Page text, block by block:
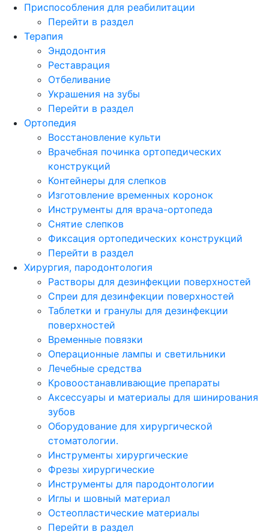
Приспособления для реабилитации
Перейти в раздел
Терапия
Эндодонтия
Реставрация
Отбеливание
Украшения на зубы
Перейти в раздел
Ортопедия
Восстановление культи
Врачебная починка ортопедических
конструкций
Контейнеры для слепков
Изготовление временных коронок
Инструменты для врача-ортопеда
Снятие слепков
Фиксация ортопедических конструкций
Перейти в раздел
Хирургия, пародонтология
Растворы для дезинфекции поверхностей
Спреи для дезинфекции поверхностей
Таблетки и гранулы для дезинфекции
поверхностей
Временные повязки
Операционные лампы и светильники
Лечебные средства
Кровоостанавливающие препараты
Аксессуары и материалы для шинирования
зубов
Оборудование для хирургической
стоматологии.
Инструменты хирургические
Фрезы хирургические
Инструменты для пародонтологии
Иглы и шовный материал
Остеопластические материалы
Перейти в раздел